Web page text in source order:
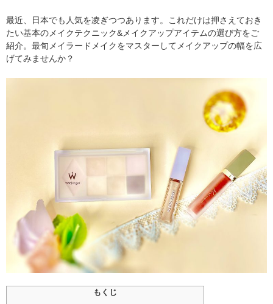
最近、日本でも人気を凌ぎつつあります。これだけは押さえておき
たい基本のメイクテクニック&メイクアップアイテムの選び方をご
紹介。最旬メイラードメイクをマスターしてメイクアップの幅を広
げてみませんか？
もくじ